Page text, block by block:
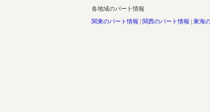
各地域のパート情報
関東のパート情報
関西のパート情報 東海